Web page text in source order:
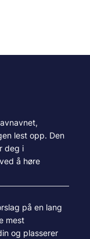
lest opp. Den
deg i
å høre
på en lang
mest
og plasserer